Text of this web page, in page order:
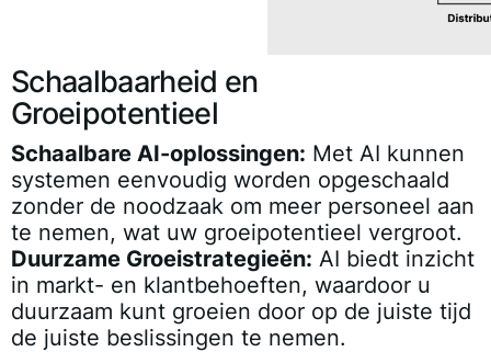
Schaalbaarheid en
Groeipotentieel
Schaalbare AI-oplossingen: Met AI kunnen
systemen eenvoudig worden opgeschaald
zonder de noodzaak om meer personeel aan
te nemen, wat uw groeipotentieel vergroot.
Duurzame Groeistrategieën: AI biedt inzicht
in markt- en klantbehoeften, waardoor u
duurzaam kunt groeien door op de juiste tijd
de juiste beslissingen te nemen.